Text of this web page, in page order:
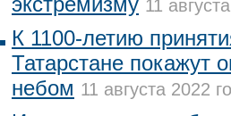
11
К 1100-летию
Татарстане покажут
небом 11 августа 2022